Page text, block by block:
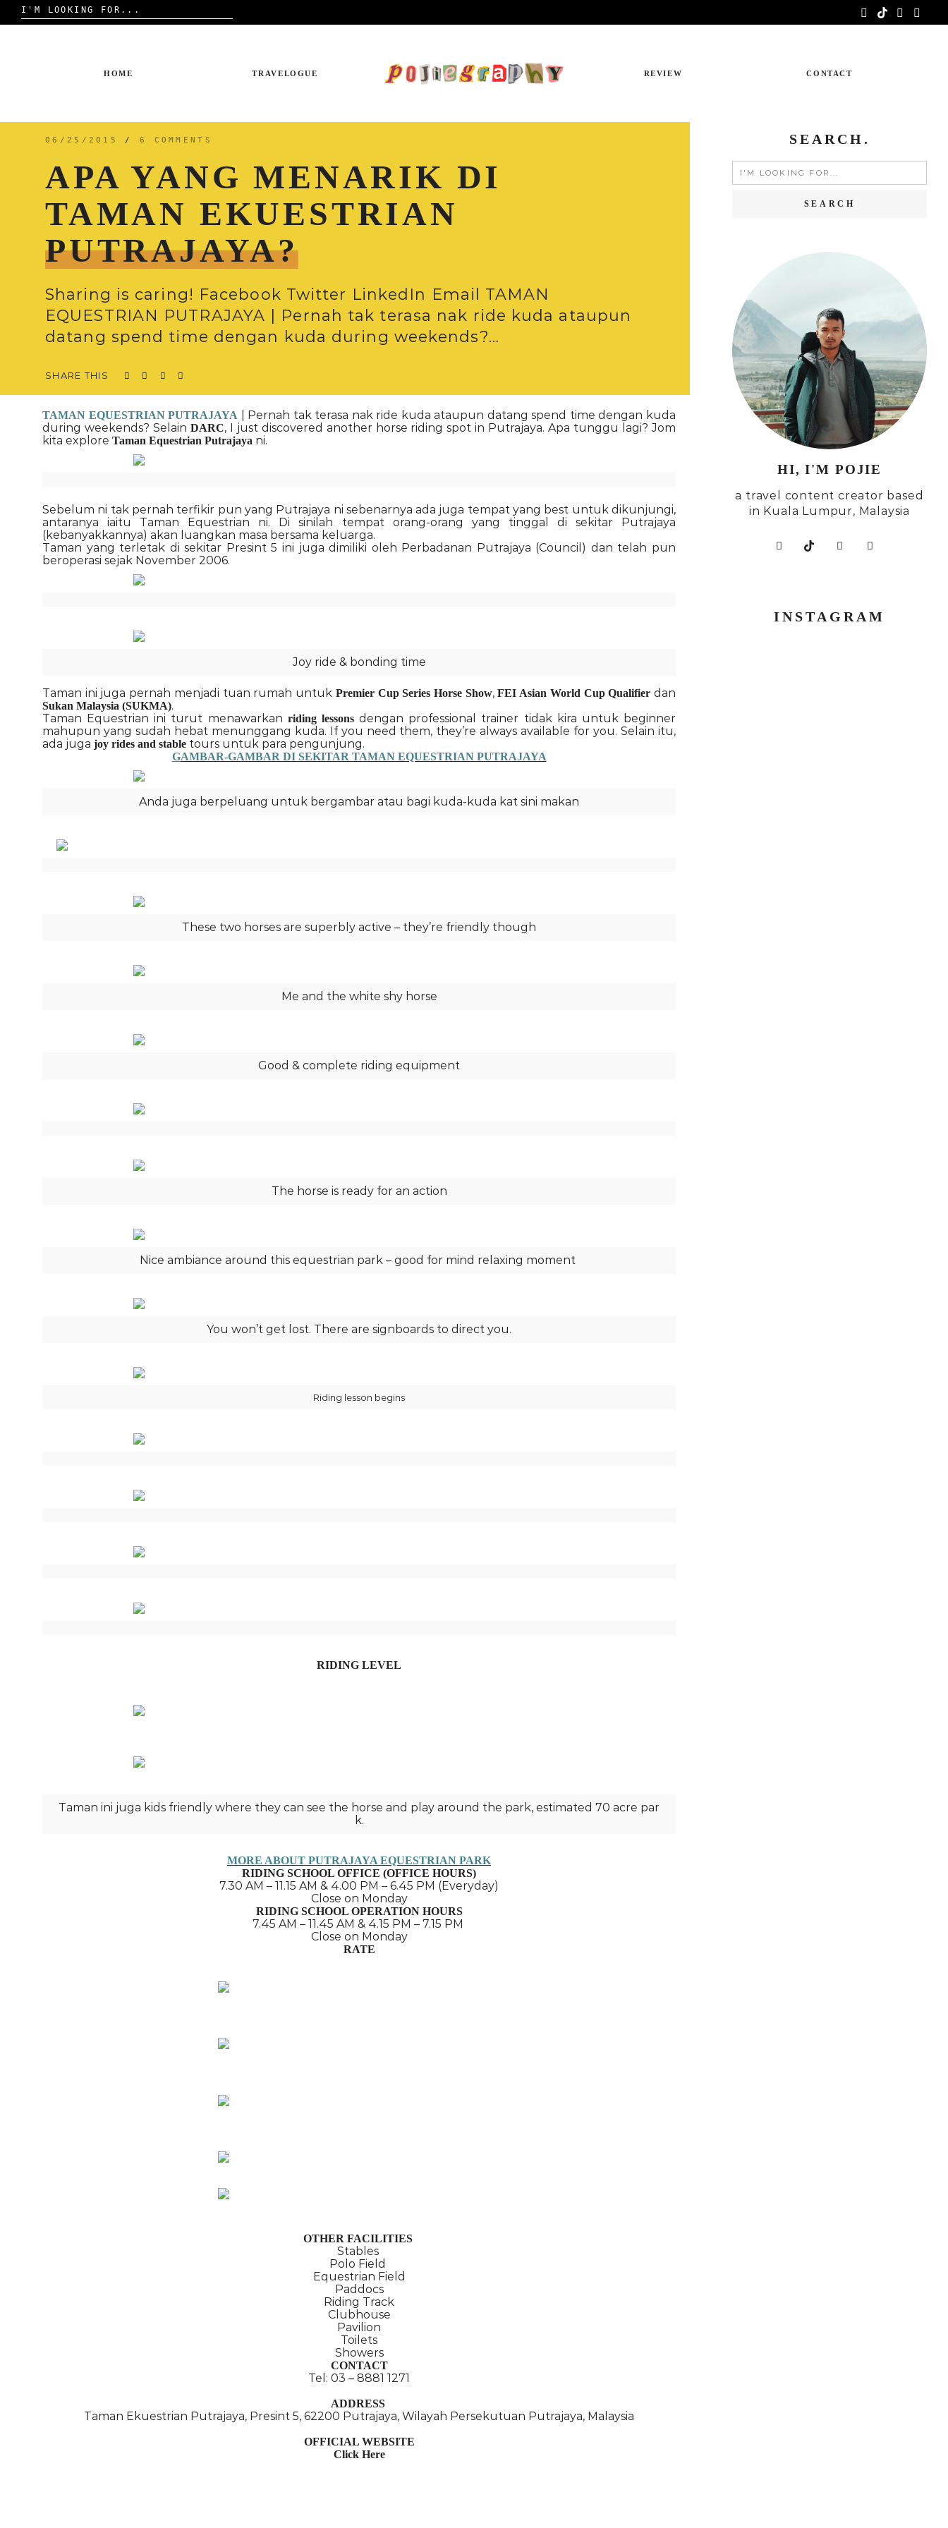
Search
for:
HOME TRAVELOGUE REVIEW CONTACT
06/25/2015 / 6 COMMENTS
APA YANG MENARIK DI
TAMAN EKUESTRIAN
PUTRAJAYA?
Sharing is caring! Facebook Twitter LinkedIn Email TAMAN
EQUESTRIAN PUTRAJAYA | Pernah tak terasa nak ride kuda ataupun
datang spend time dengan kuda during weekends?…
SHARE THIS
TAMAN EQUESTRIAN PUTRAJAYA | Pernah tak terasa nak ride kuda ataupun datang spend time dengan kuda
during weekends? Selain DARC, I just discovered another horse riding spot in Putrajaya. Apa tunggu lagi? Jom
kita explore Taman Equestrian Putrajaya ni.
Sebelum ni tak pernah terfikir pun yang Putrajaya ni sebenarnya ada juga tempat yang best untuk dikunjungi,
antaranya iaitu Taman Equestrian ni. Di sinilah tempat orang-orang yang tinggal di sekitar Putrajaya
(kebanyakkannya) akan luangkan masa bersama keluarga.
Taman yang terletak di sekitar Presint 5 ini juga dimiliki oleh Perbadanan Putrajaya (Council) dan telah pun
beroperasi sejak November 2006.
Joy ride & bonding time
Taman ini juga pernah menjadi tuan rumah untuk Premier Cup Series Horse Show,FEI Asian World Cup Qualifier dan
Sukan Malaysia (SUKMA).
Taman Equestrian ini turut menawarkan riding lessonsdengan professional trainer tidak kira untuk beginner
mahupun yang sudah hebat menunggang kuda. If you need them, they’re always available for you. Selain itu,
ada juga joy rides and stable tours untuk para pengunjung.
GAMBAR-GAMBAR DI SEKITAR TAMAN EQUESTRIAN PUTRAJAYA
Anda juga berpeluang untuk bergambar atau bagi kuda-kuda kat sini makan
These two horses are superbly active – they’re friendly though
Me and the white shy horse
Good & complete riding equipment
The horse is ready for an action
Nice ambiance around this equestrian park – good for mind relaxing moment
You won’t get lost. There are signboards to direct you.
Riding lesson begins
RIDING LEVEL
Taman ini juga kids friendly where they can see the horse and play around the park, estimated 70 acre par
k.
MORE ABOUT PUTRAJAYA EQUESTRIAN PARK
RIDING SCHOOL OFFICE (OFFICE HOURS)
7.30 AM – 11.15 AM & 4.00 PM – 6.45 PM (Everyday)
Close on Monday
RIDING SCHOOL OPERATION HOURS
7.45 AM – 11.45 AM & 4.15 PM – 7.15 PM
Close on Monday
RATE
OTHER FACILITIES
Stables
Polo Field
Equestrian Field
Paddocs
Riding Track
Clubhouse
Pavilion
Toilets
Showers
CONTACT
Tel: 03 – 8881 1271
ADDRESS
Taman Ekuestrian Putrajaya, Presint 5, 62200 Putrajaya, Wilayah Persekutuan Putrajaya, Malaysia
OFFICIAL WEBSITE
Click Here
SEARCH.
for:
HI, I'M POJIE
a travel content creator based
in Kuala Lumpur, Malaysia
INSTAGRAM